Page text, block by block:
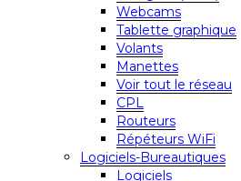
Webcams
Tablette graphique
Volants
Manettes
Voir tout le réseau
CPL
Routeurs
Répéteurs WiFi
Logiciels-Bureautiques
Logiciels